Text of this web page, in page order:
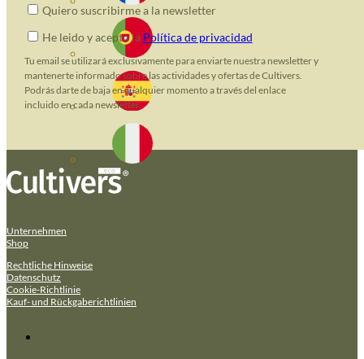
Quiero suscribirme a la newsletter
He leido y acepto la Política de privacidad
Tu email se utilizará exclusivamente para enviarte nuestra newsletter y
mantenerte informado sobre las actividades y ofertas de Cultivers.
Podrás darte de baja en cualquier momento a través del enlace
incluido en cada newsletter.
Unternehmen
Shop
Rechtliche Hinweise
Datenschutz
Cookie-Richtlinie
Kauf- und Rückgaberichtlinien